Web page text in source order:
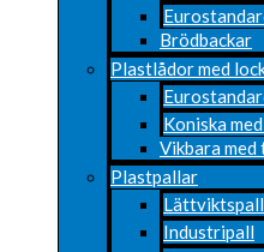
Brödbackar
Plastlådor med
Koniska
Vikbara
Plastpallar
Industripall